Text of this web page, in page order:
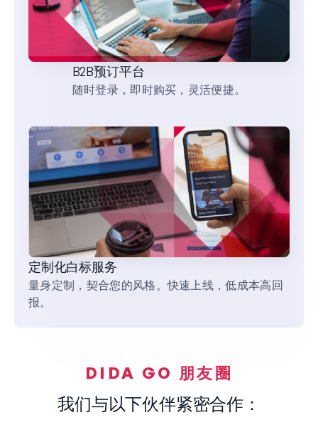
B2B预订平台
随时登录，即时购买，灵活便捷。
定制化白标服务
量身定制，契合您的风格。快速上线，低成本高回
报。
DIDA GO 朋友圈
我们与以下伙伴紧密合作：